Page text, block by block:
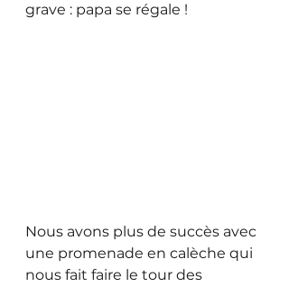
grave : papa se régale !
Nous avons plus de succès avec
une promenade en calèche qui
nous fait faire le tour des